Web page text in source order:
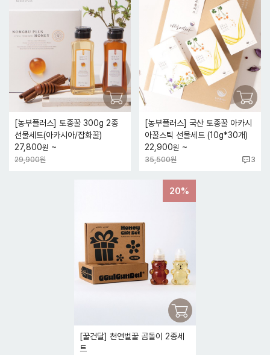
[농부플러스] 토종꿀 300g 2종
선물세트(아카시아/잡화꿀)
27,800원 ~
29,900원
[농부플러스] 국산 토종꿀 아카시
아꿀스틱 선물세트 (10g*30개)
22,900원 ~
35,500원 3
20%
[꿀건달] 천연벌꿀 곰돌이 2종세
트